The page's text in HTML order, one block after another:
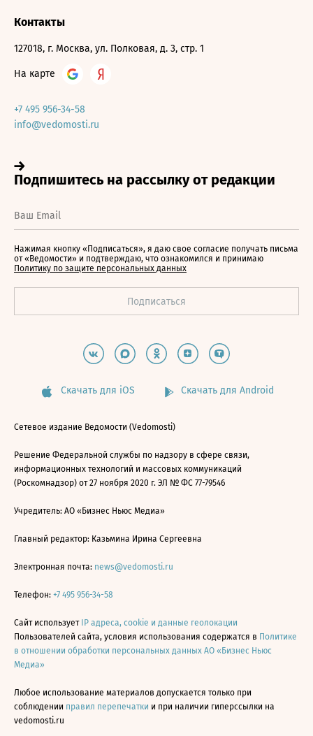
Контакты
127018, г. Москва, ул. Полковая, д. 3, стр. 1
На карте
+7 495 956-34-58
info@vedomosti.ru
Нажимая кнопку «Подписаться», я даю свое согласие получать письма
от «Ведомости» и подтверждаю, что ознакомился и принимаю
Политику по защите персональных данных
Скачать для iOS Скачать для Android
Сетевое издание Ведомости (Vedomosti)
Решение Федеральной службы по надзору в сфере связи,
информационных технологий и массовых коммуникаций
(Роскомнадзор) от 27 ноября 2020 г. ЭЛ № ФС 77-79546
Учредитель: АО «Бизнес Ньюс Медиа»
Главный редактор: Казьмина Ирина Сергеевна
Электронная почта: news@vedomosti.ru
Телефон: +7 495 956-34-58
Сайт использует IP адреса, cookie и данные геолокации
Пользователей сайта, условия использования содержатся в Политике
в отношении обработки персональных данных АО «Бизнес Ньюс
Медиа»
Любое использование материалов допускается только при
соблюдении правил перепечатки и при наличии гиперссылки на
vedomosti.ru